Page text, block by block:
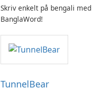
Skriv enkelt på bengali med
BanglaWord!
TunnelBear